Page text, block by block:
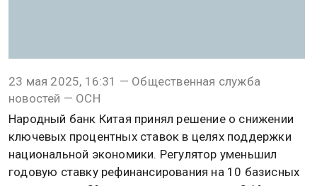
23 мая 2025, 16:31 — Общественная служба
новостей — ОСН
Народный банк Китая принял решение о снижении
ключевых процентных ставок в целях поддержки
национальной экономики. Регулятор уменьшил
годовую ставку рефинансирования на 10 базисных